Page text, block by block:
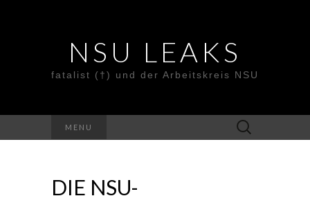
NSU LEAKS
fatalist (†) und der Arbeitskreis NSU
MENU
Suche
nach:
DIE NSU-